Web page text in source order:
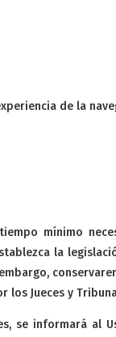
de la
mínimo
la
Jueces y
se informará al